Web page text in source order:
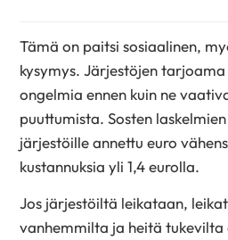
Tämä on paitsi sosiaalinen,
kysymys. Järjestöjen tarjoama
ongelmia ennen kuin ne
puuttumista. Sosten
järjestöille annettu euro
kustannuksia yli 1,4 eurolla.
Jos järjestöiltä leikataan,
vanhemmilta ja heitä